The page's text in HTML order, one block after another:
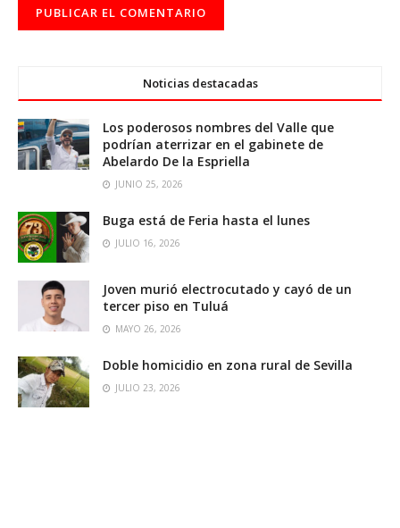
Noticias destacadas
Los poderosos nombres del Valle que
podrían aterrizar en el gabinete de
Abelardo De la Espriella
JUNIO 25, 2026
Buga está de Feria hasta el lunes
JULIO 16, 2026
Joven murió electrocutado y cayó de un
tercer piso en Tuluá
MAYO 26, 2026
Doble homicidio en zona rural de Sevilla
JULIO 23, 2026